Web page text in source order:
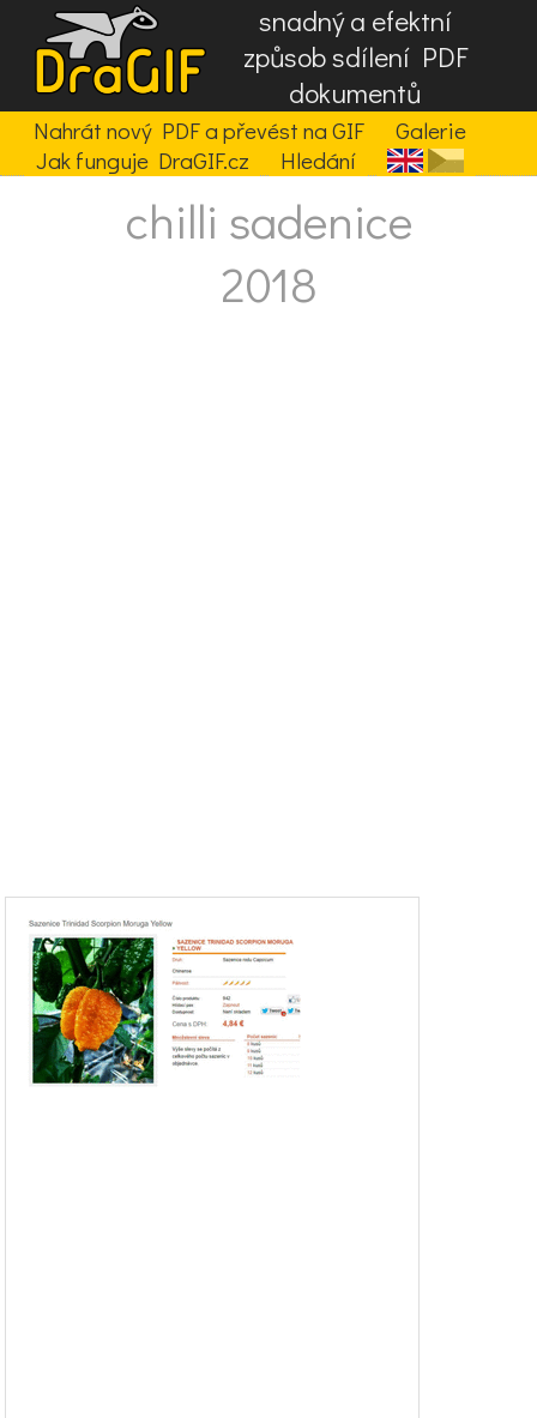
snadný a efektní
způsob sdílení PDF
dokumentů
Nahrát nový PDF a převést na GIF
Galerie
Jak funguje DraGIF.cz
Hledání
chilli sadenice
2018